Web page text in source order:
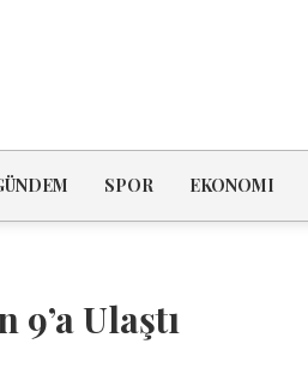
SPOR EKONOMI
9’a Ulaştı